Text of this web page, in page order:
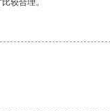
较合理。